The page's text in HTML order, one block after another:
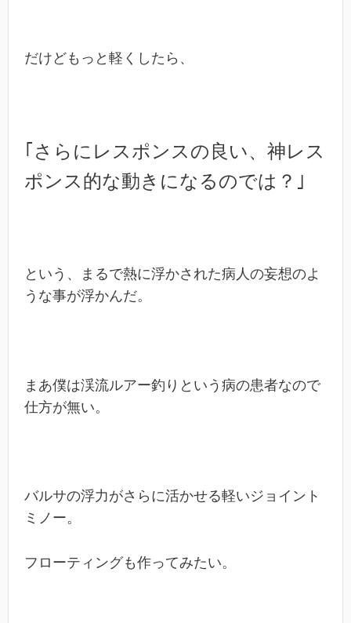
だけどもっと軽くしたら、
｢さらにレスポンスの良い、神レス
ポンス的な動きになるのでは？｣
という、まるで熱に浮かされた病人の妄想のよ
うな事が浮かんだ。
まあ僕は渓流ルアー釣りという病の患者なので
仕方が無い。
バルサの浮力がさらに活かせる軽いジョイント
ミノー。
フローティングも作ってみたい。